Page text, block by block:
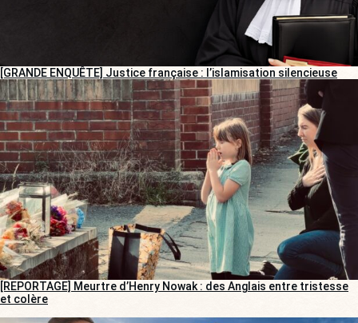
[GRANDE ENQUÊTE] Justice française : l’islamisation silencieuse
[REPORTAGE] Meurtre d’Henry Nowak : des Anglais entre tristesse
et colère